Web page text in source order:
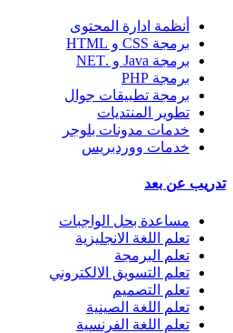
أنظمة ادارة المحتوى
برمجة CSS و HTML
برمجة Java و .NET
برمجة PHP
برمجة تطبيقات جوال
تطوير المنتديات
خدمات مدونات بلوجر
خدمات ووردبريس
تدريب عن بعد
مساعدة بحل الواجبات
تعلم اللغة الانجليزية
تعلم البرمجة
تعلم التسويق الالكتروني
تعلم التصميم
تعلم اللغة الصينية
تعلم اللغة الفرنسية